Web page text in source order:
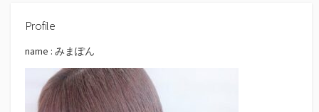
Profile
name : みまぽん